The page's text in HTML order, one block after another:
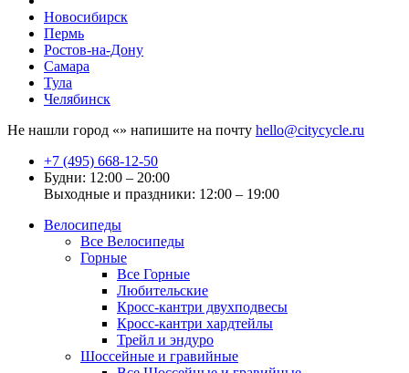
Новосибирск
Пермь
Ростов-на-Дону
Самара
Тула
Челябинск
Не нашли город «» напишите на почту hello@citycycle.ru
+7 (495) 668-12-50
Будни: 12:00 – 20:00
Выходные и праздники: 12:00 – 19:00
Велосипеды
Все Велосипеды
Горные
Все Горные
Любительские
Кросс-кантри двухподвесы
Кросс-кантри хардтейлы
Трейл и эндуро
Шоссейные и гравийные